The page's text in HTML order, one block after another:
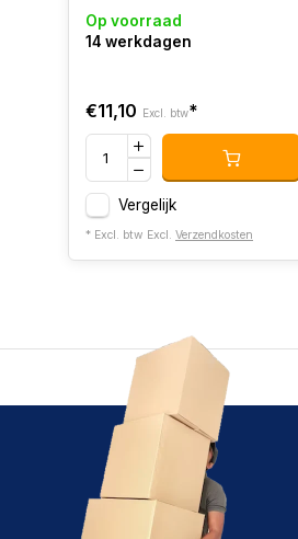
Op voorraad
14 werkdagen
€11,10 Excl. btw*
Vergelijk
* Excl. btw Excl. Verzendkosten